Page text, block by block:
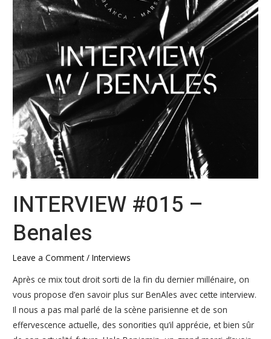
INTERVIEW #015 –
Benales
Leave a Comment /Interviews
Après ce mix tout droit sorti de la fin du dernier millénaire, on
vous propose d’en savoir plus sur BenAles avec cette interview.
Il nous a pas mal parlé de la scène parisienne et de son
effervescence actuelle, des sonorities qu’il apprécie, et bien sûr